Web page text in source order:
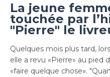
La jeune
touchée par
"Pierre" le
Quelques mois plus tard,
elle a revu «Pierre» au pied
«faire quelque chose».